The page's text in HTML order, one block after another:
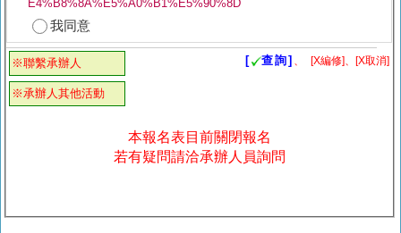
E4%B8%8A%E5%A0%B1%E5%90%8D
我同意
※聯繫承辦人
※承辦人其他活動
[ 查詢] 、[X編修]、[X取消]
本報名表目前關閉報名
若有疑問請洽承辦人員詢問